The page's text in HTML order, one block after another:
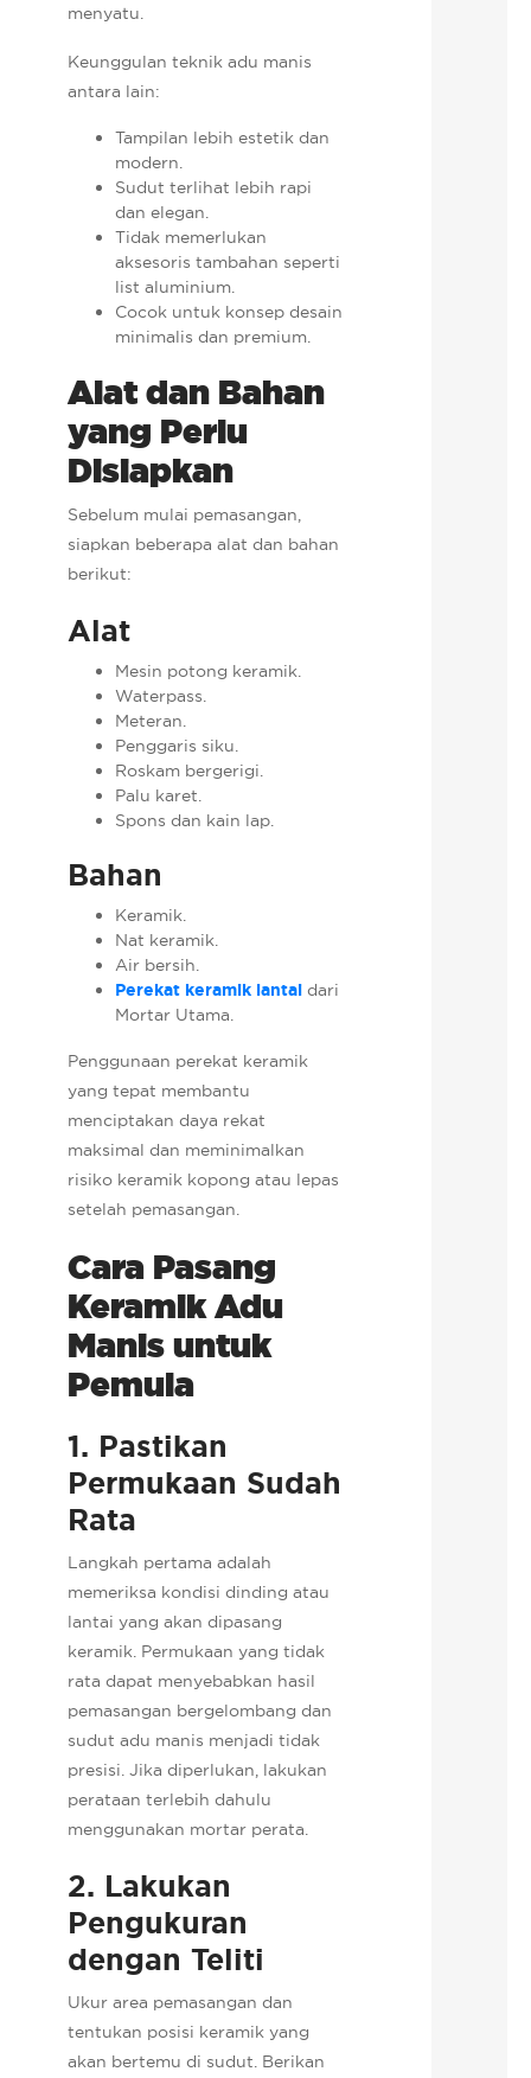
menyatu.
Keunggulan teknik adu manis
antara lain:
Tampilan lebih estetik dan
modern.
Sudut terlihat lebih rapi
dan elegan.
Tidak memerlukan
aksesoris tambahan seperti
list aluminium.
Cocok untuk konsep desain
minimalis dan premium.
Alat dan Bahan
yang Perlu
Disiapkan
Sebelum mulai pemasangan,
siapkan beberapa alat dan bahan
berikut:
Alat
Mesin potong keramik.
Waterpass.
Meteran.
Penggaris siku.
Roskam bergerigi.
Palu karet.
Spons dan kain lap.
Bahan
Keramik.
Nat keramik.
Air bersih.
Perekat keramik lantaidari
Mortar Utama.
Penggunaan perekat keramik
yang tepat membantu
menciptakan daya rekat
maksimal dan meminimalkan
risiko keramik kopong atau lepas
setelah pemasangan.
Cara Pasang
Keramik Adu
Manis untuk
Pemula
1. Pastikan
Permukaan Sudah
Rata
Langkah pertama adalah
memeriksa kondisi dinding atau
lantai yang akan dipasang
keramik. Permukaan yang tidak
rata dapat menyebabkan hasil
pemasangan bergelombang dan
sudut adu manis menjadi tidak
presisi. Jika diperlukan, lakukan
perataan terlebih dahulu
menggunakan mortar perata.
2. Lakukan
Pengukuran
dengan Teliti
Ukur area pemasangan dan
tentukan posisi keramik yang
akan bertemu di sudut. Berikan